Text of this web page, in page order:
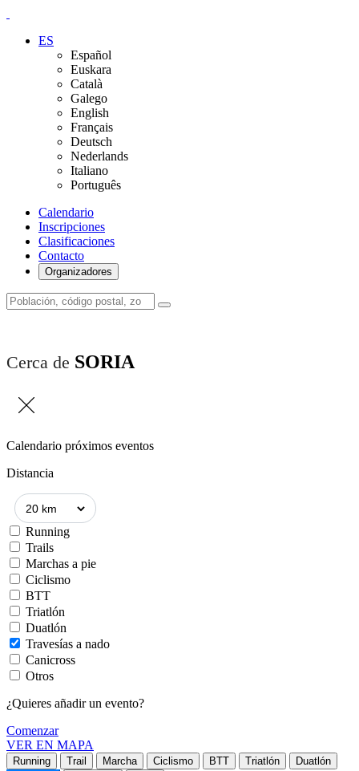
ES
Español
Euskara
Català
Galego
English
Français
Deutsch
Nederlands
Italiano
Português
Calendario
Inscripciones
Clasificaciones
Contacto
Organizadores
Cerca de SORIA
Calendario próximos eventos
Distancia
Running
Trails
Marchas a pie
Ciclismo
BTT
Triatlón
Duatlón
Travesías a nado
Canicross
Otros
¿Quieres añadir un evento?
Comenzar
VER EN MAPA
Running Trail Marcha Ciclismo BTT Triatlón
Duatlón